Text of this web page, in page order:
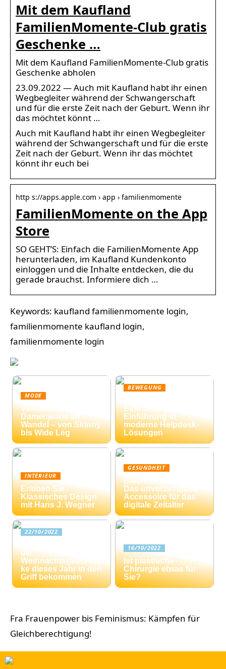
Mit dem Kaufland
FamilienMomente-Club gratis
Geschenke …
Mit dem Kaufland FamilienMomente-Club gratis
Geschenke abholen
23.09.2022 — Auch mit Kaufland habt ihr einen
Wegbegleiter während der Schwangerschaft
und für die erste Zeit nach der Geburt. Wenn ihr
das möchtet könnt …
Auch mit Kaufland habt ihr einen Wegbegleiter
während der Schwangerschaft und für die erste
Zeit nach der Geburt. Wenn ihr das möchtet
könnt ihr euch bei
http s://apps.apple.com › app › familienmomente
FamilienMomente on the App
Store
SO GEHT’S: Einfach die FamilienMomente App
herunterladen, im Kaufland Kundenkonto
einloggen und die Inhalte entdecken, die du
gerade brauchst. Informiere dich …
Keywords: kaufland familienmomente login,
familienmomente kaufland login,
familienmomente login
MODE
Vielfalt der
Damenjeans im
Wandel – von Skinny
bis Wide Leg
BEWEGUNG
Eine umfassende
Einführung in
moderne Helpdesk-
Lösungen
INTERIEUR
Erleben Sie
Klassisches Design
mit Hans J. Wegner
GESUNDHEIT
Blaulicht-Filterbrille:
Das unverzichtbare
Accessoire für das
digitale Zeitalter
22/10/2022
die
Weihnachtsgeschen
ke dieses Jahr in den
Griff bekommen
16/10/2022
Ist plastische
Chirurgie etwas für
Sie?
Fra Frauenpower bis Feminismus: Kämpfen für
Gleichberechtigung!